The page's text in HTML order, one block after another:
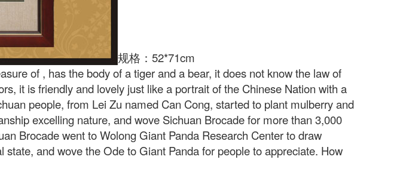
规格：52*71cm
of , has the body of a tiger and a bear, it does not know the law of
it is friendly and lovely just like a portrait of the Chinese Nation with a
people, from Lei Zu named Can Cong, started to plant mulberry and
excelling nature, and wove Sichuan Brocade for more than 3,000
Brocade went to Wolong Giant Panda Research Center to draw
state, and wove the Ode to Giant Panda for people to appreciate. How